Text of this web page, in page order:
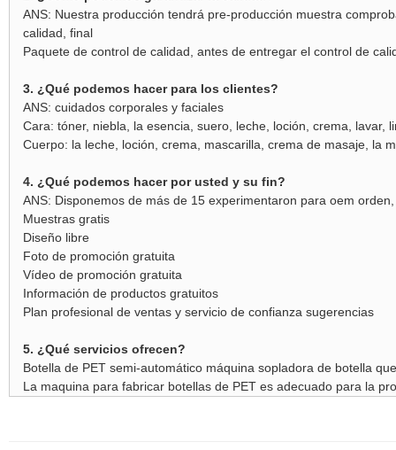
ANS: Nuestra producción tendrá pre-producción muestra
calidad, final
Paquete de control de calidad, antes de entregar el control de
3. ¿Qué podemos hacer para los clientes?
ANS: cuidados corporales y faciales
Cara: tóner, niebla, la esencia, suero, leche, loción, crema, lavar,
Cuerpo: la leche, loción, crema, mascarilla, crema de masaje, la
4. ¿Qué podemos hacer por usted y su fin?
ANS: Disponemos de más de 15 experimentaron para oem
Muestras gratis
Diseño libre
Foto de promoción gratuita
Vídeo de promoción gratuita
Información de productos gratuitos
Plan profesional de ventas y servicio de confianza sugerencias
5. ¿Qué servicios ofrecen?
Botella de PET semi-automático máquina sopladora de botella
La maquina para fabricar botellas de PET es adecuado para la